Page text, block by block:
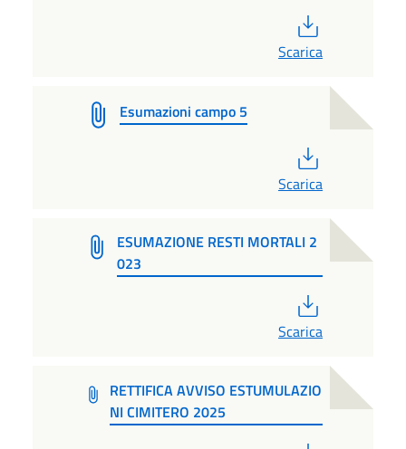
Scarica
Esumazioni campo 5
Scarica
ESUMAZIONE RESTI MORTALI 2
023
Scarica
RETTIFICA AVVISO ESTUMULAZIO
NI CIMITERO 2025